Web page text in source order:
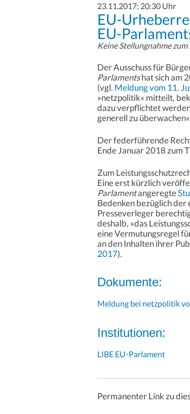
23.11.2017; 20:30 Uhr
EU-
EU-
Keine Stellungnahme
Der Ausschuss für
Parlamentshat sich am
(vgl. Meldung vom 11.
»netzpolitik« mitteilt,
dazu verpflichtet
generell zu
Der federführende
Ende Januar 2018 zum
Zum
Eine erst kürzlich
Parlamentangeregte
Bedenken bezüglich der
Presseverleger
deshalb, »das
eine Vermutungsregel
an den Inhalten ihrer
2017).
Dokumente:
Meldung bei netzpolitik
Institutionen:
LIBE EU-Parlament
Permanenter Link zu